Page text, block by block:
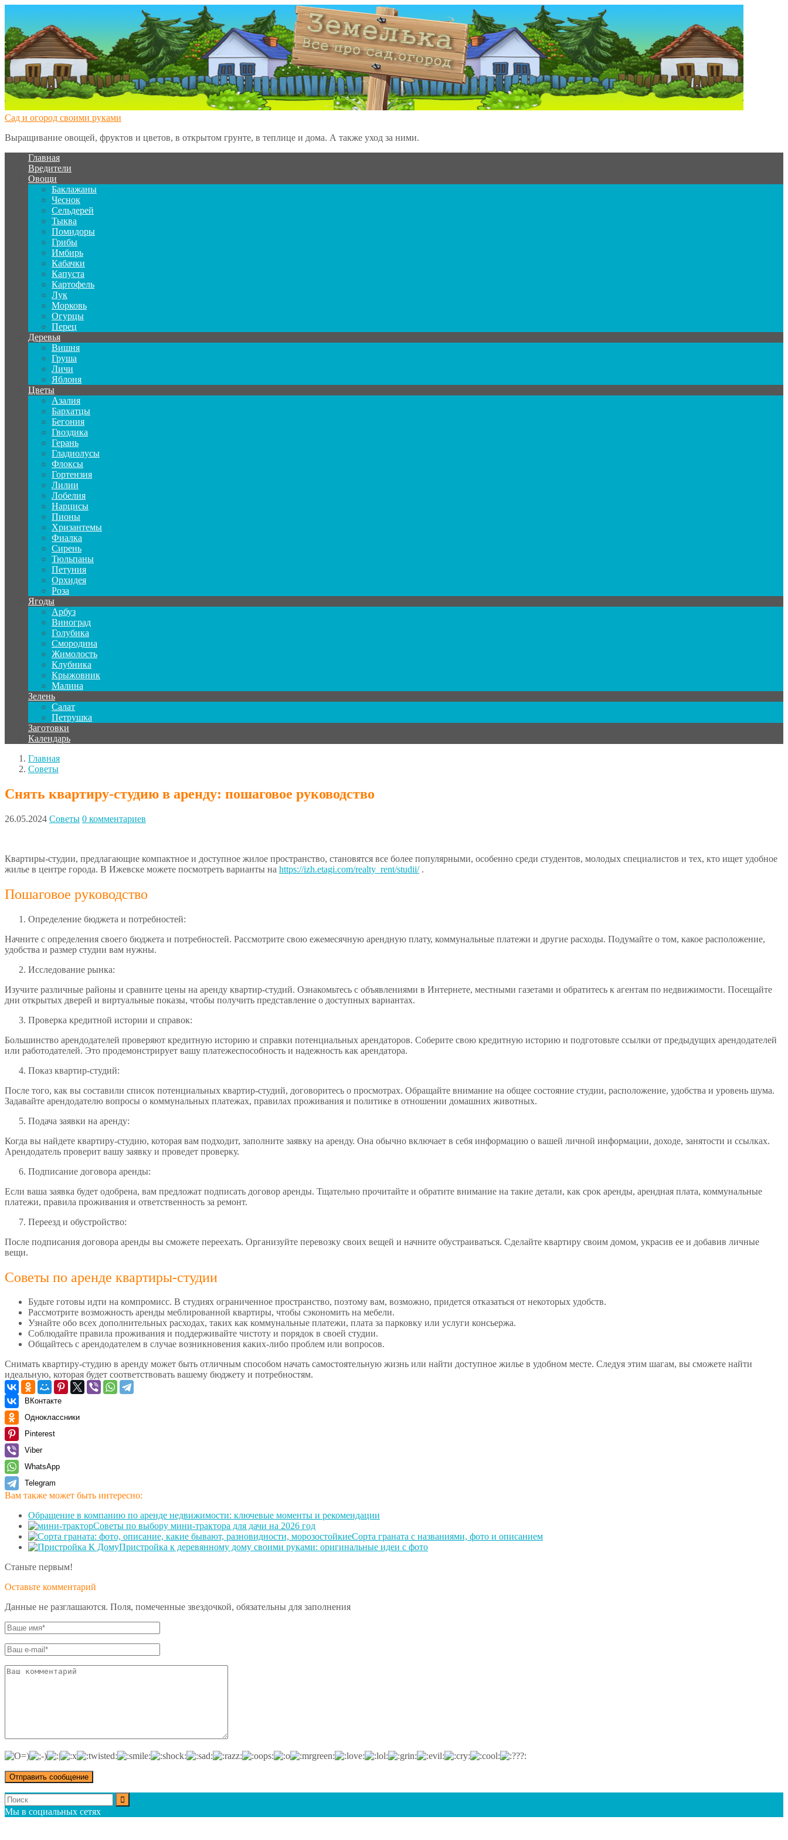
Сад и огород своими руками
Выращивание овощей, фруктов и цветов, в открытом грунте, в теплице и дома. А также уход за ними.
Главная
Вредители
Овощи
Баклажаны
Чеснок
Сельдерей
Тыква
Помидоры
Грибы
Имбирь
Кабачки
Капуста
Картофель
Лук
Морковь
Огурцы
Перец
Деревья
Вишня
Груша
Личи
Яблоня
Цветы
Азалия
Бархатцы
Бегония
Гвоздика
Герань
Гладиолусы
Флоксы
Гортензия
Лилии
Лобелия
Нарцисы
Пионы
Хризантемы
Фиалка
Сирень
Тюльпаны
Петуния
Орхидея
Роза
Ягоды
Арбуз
Виноград
Голубика
Смородина
Жимолость
Клубника
Крыжовник
Малина
Зелень
Салат
Петрушка
Заготовки
Календарь
Главная
Советы
Снять квартиру-студию в аренду: пошаговое руководство
26.05.2024 Советы 0 комментариев
Квартиры-студии, предлагающие компактное и доступное жилое пространство, становятся все более популярными, особенно среди студентов, молодых специалистов и тех, кто ищет удобное
жилье в центре города. В Ижевске можете посмотреть варианты на https://izh.etagi.com/realty_rent/studii/ .
Пошаговое руководство
Определение бюджета и потребностей:
Начните с определения своего бюджета и потребностей. Рассмотрите свою ежемесячную арендную плату, коммунальные платежи и другие расходы. Подумайте о том, какое расположение,
удобства и размер студии вам нужны.
Исследование рынка:
Изучите различные районы и сравните цены на аренду квартир-студий. Ознакомьтесь с объявлениями в Интернете, местными газетами и обратитесь к агентам по недвижимости. Посещайте
дни открытых дверей и виртуальные показы, чтобы получить представление о доступных вариантах.
Проверка кредитной истории и справок:
Большинство арендодателей проверяют кредитную историю и справки потенциальных арендаторов. Соберите свою кредитную историю и подготовьте ссылки от предыдущих арендодателей
или работодателей. Это продемонстрирует вашу платежеспособность и надежность как арендатора.
Показ квартир-студий:
После того, как вы составили список потенциальных квартир-студий, договоритесь о просмотрах. Обращайте внимание на общее состояние студии, расположение, удобства и уровень шума.
Задавайте арендодателю вопросы о коммунальных платежах, правилах проживания и политике в отношении домашних животных.
Подача заявки на аренду:
Когда вы найдете квартиру-студию, которая вам подходит, заполните заявку на аренду. Она обычно включает в себя информацию о вашей личной информации, доходе, занятости и ссылках.
Арендодатель проверит вашу заявку и проведет проверку.
Подписание договора аренды:
Если ваша заявка будет одобрена, вам предложат подписать договор аренды. Тщательно прочитайте и обратите внимание на такие детали, как срок аренды, арендная плата, коммунальные
платежи, правила проживания и ответственность за ремонт.
Переезд и обустройство:
После подписания договора аренды вы сможете переехать. Организуйте перевозку своих вещей и начните обустраиваться. Сделайте квартиру своим домом, украсив ее и добавив личные
вещи.
Советы по аренде квартиры-студии
Будьте готовы идти на компромисс. В студиях ограниченное пространство, поэтому вам, возможно, придется отказаться от некоторых удобств.
Рассмотрите возможность аренды меблированной квартиры, чтобы сэкономить на мебели.
Узнайте обо всех дополнительных расходах, таких как коммунальные платежи, плата за парковку или услуги консьержа.
Соблюдайте правила проживания и поддерживайте чистоту и порядок в своей студии.
Общайтесь с арендодателем в случае возникновения каких-либо проблем или вопросов.
Снимать квартиру-студию в аренду может быть отличным способом начать самостоятельную жизнь или найти доступное жилье в удобном месте. Следуя этим шагам, вы сможете найти
идеальную, которая будет соответствовать вашему бюджету и потребностям.
ВКонтакте
Одноклассники
Pinterest
Viber
WhatsApp
Telegram
Вам также может быть интересно:
Обращение в компанию по аренде недвижимости: ключевые моменты и рекомендации
Советы по выбору мини-трактора для дачи на 2026 год
Сорта граната с названиями, фото и описанием
Пристройка к деревянному дому своими руками: оригинальные идеи с фото
Станьте первым!
Оставьте комментарий
Данные не разглашаются. Поля, помеченные звездочкой, обязательны для заполнения
Мы в социальных сетях